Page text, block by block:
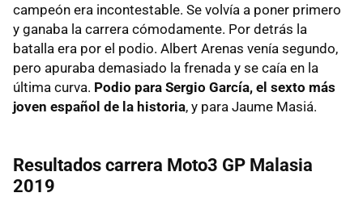
campeón era incontestable. Se volvía a poner primero
y ganaba la carrera cómodamente. Por detrás la
batalla era por el podio. Albert Arenas venía segundo,
pero apuraba demasiado la frenada y se caía en la
última curva. Podio para Sergio García, el sexto más
joven español de la historia, y para Jaume Masiá.
Resultados carrera Moto3 GP Malasia
2019